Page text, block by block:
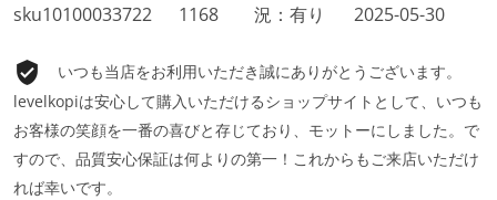
sku10100033722
1168
況：有り
2025-05-30
いつも当店をお利用いただき誠にありがとうございます。
levelkopiは安心して購入いただけるショップサイトとして、いつも
お客様の笑顔を一番の喜びと存じており、モットーにしました。で
すので、品質安心保証は何よりの第一！これからもご来店いただけ
れば幸いです。